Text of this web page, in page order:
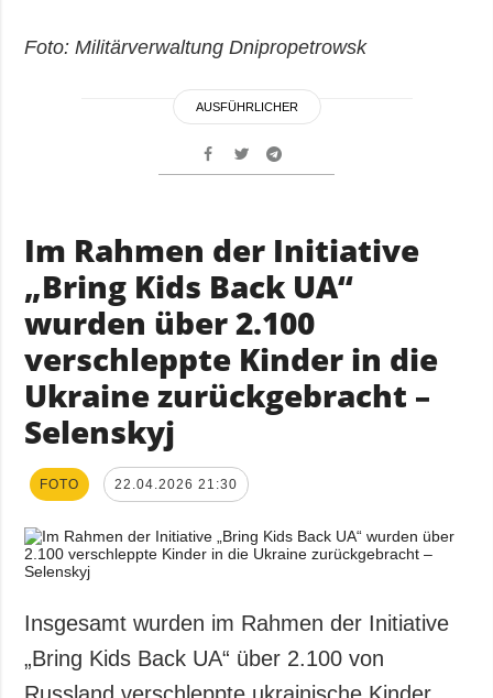
Foto: Militärverwaltung Dnipropetrowsk
AUSFÜHRLICHER
Im Rahmen der Initiative
„Bring Kids Back UA“
wurden über 2.100
verschleppte Kinder in die
Ukraine zurückgebracht –
Selenskyj
FOTO 22.04.2026 21:30
Insgesamt wurden im Rahmen der Initiative
„Bring Kids Back UA“ über 2.100 von
Russland verschleppte ukrainische Kinder